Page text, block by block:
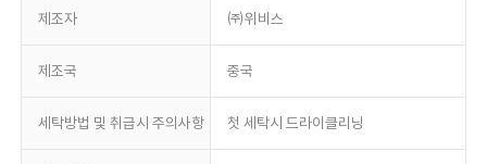
제조자 ㈜위비스
제조국 중국
세탁방법 및 취급시 주의사항 첫 세탁시 드라이클리닝